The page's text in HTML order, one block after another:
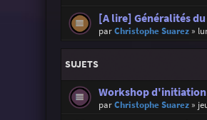
[A lire] Généralités
parChristophe Suarez»
SUJETS
Workshop
parChristophe Suarez»